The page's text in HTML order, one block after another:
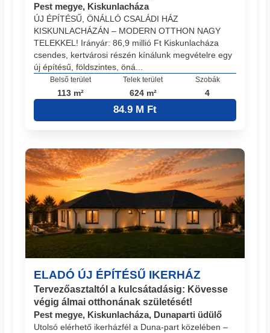
Pest megye, Kiskunlacháza
ÚJ ÉPÍTÉSŰ, ÖNÁLLÓ CSALÁDI HÁZ
KISKUNLACHÁZÁN – MODERN OTTHON NAGY
TELEKKEL! Irányár: 86,9 millió Ft Kiskunlacháza
csendes, kertvárosi részén kínálunk megvételre egy
új építésű, földszintes, öná...
Belső terület
113 m²
Telek terület
624 m²
Szobák
4
84.9 M Ft
ELADÓ ÚJ ÉPÍTÉSŰ IKERHÁZ
Tervezőasztaltól a kulcsátadásig: Kövesse
végig álmai otthonának születését!
Pest megye, Kiskunlacháza, Dunaparti üdülő
Utolsó elérhető ikerházfél a Duna-part közelében –